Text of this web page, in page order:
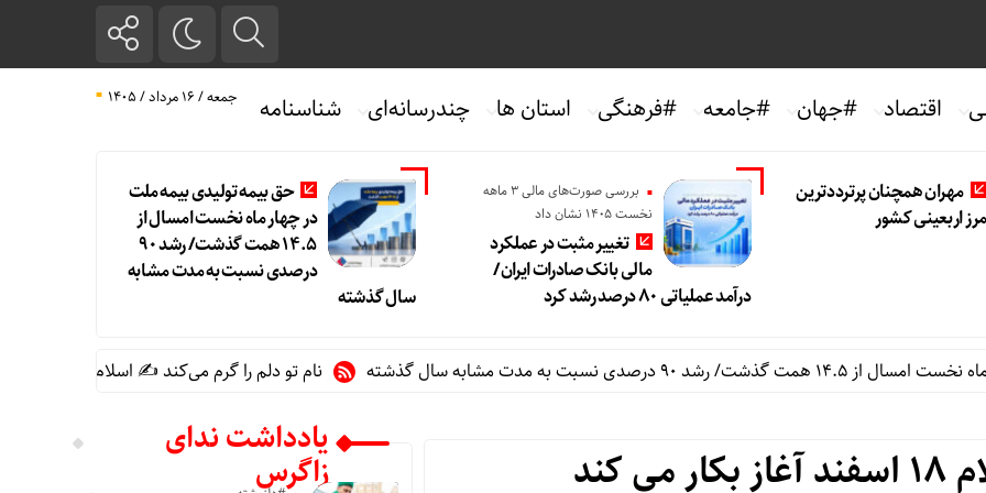
اقتصاد #جهان #جامعه #فرهنگی استان ها چندرسانه‌ای شناسنامه جمعه / ۱۶ مرداد / ۱۴۰۵
مهران همچنان پرترددترین
مرز اربعینی کشور
بررسی صورت‌های مالی 3 ماهه
نخست 1405 نشان داد
تغییر مثبت در عملکرد
مالی بانک صادرات ایران/
درآمد عملیاتی ۸۰ درصد رشد کرد
حق بیمه تولیدی بیمه ملت
در چهار ماه نخست امسال از
۱۴.۵ همت گذشت/ رشد ۹۰
درصدی نسبت به مدت مشابه
سال گذشته
به مدت مشابه سال گذشته نام تو دلم را گرم می‌کند ✍️ اسلام انصاری فر
یادداشت ندای
زاگرس